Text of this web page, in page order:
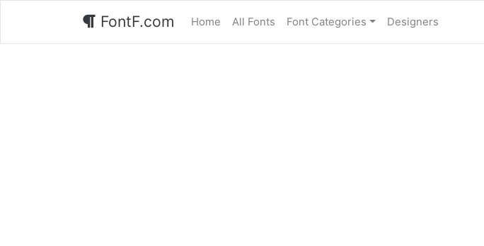
FontF.com Home All Fonts Font Categories Designers